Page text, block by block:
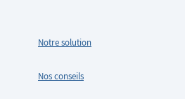
Notre solution
Nos conseils